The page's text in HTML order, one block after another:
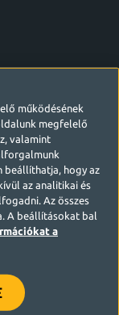
működésének
megfelelő
valamint
beállíthatja, hogy az
az analitikai és
Az összes
A beállításokat bal
a